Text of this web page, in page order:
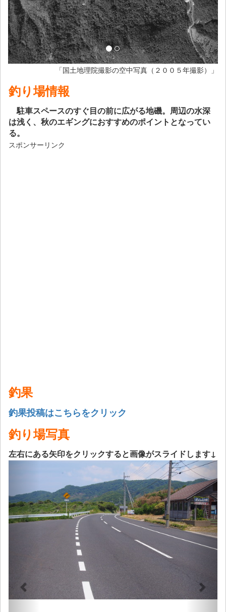
「国土地理院撮影の空中写真（２００５年撮影）」
釣り場情報
駐車スペースのすぐ目の前に広がる地磯。周辺の水深
は浅く、秋のエギングにおすすめのポイントとなってい
る。
スポンサーリンク
釣果
釣果投稿はこちらをクリック
釣り場写真
左右にある矢印をクリックすると画像がスライドします↓
Next